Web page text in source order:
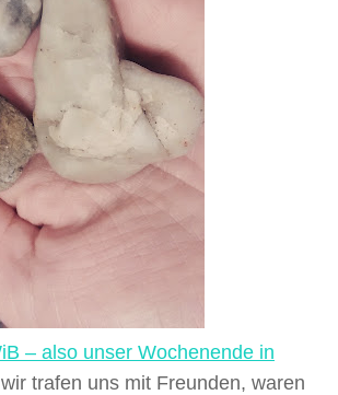
– also unser Wochenende in
trafen uns mit Freunden, waren